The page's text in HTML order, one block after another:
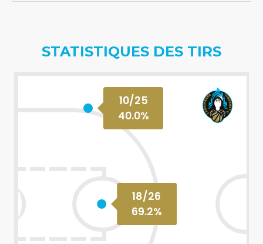
STATISTIQUES DES TIRS
10/25
40.0%
18/26
69.2%